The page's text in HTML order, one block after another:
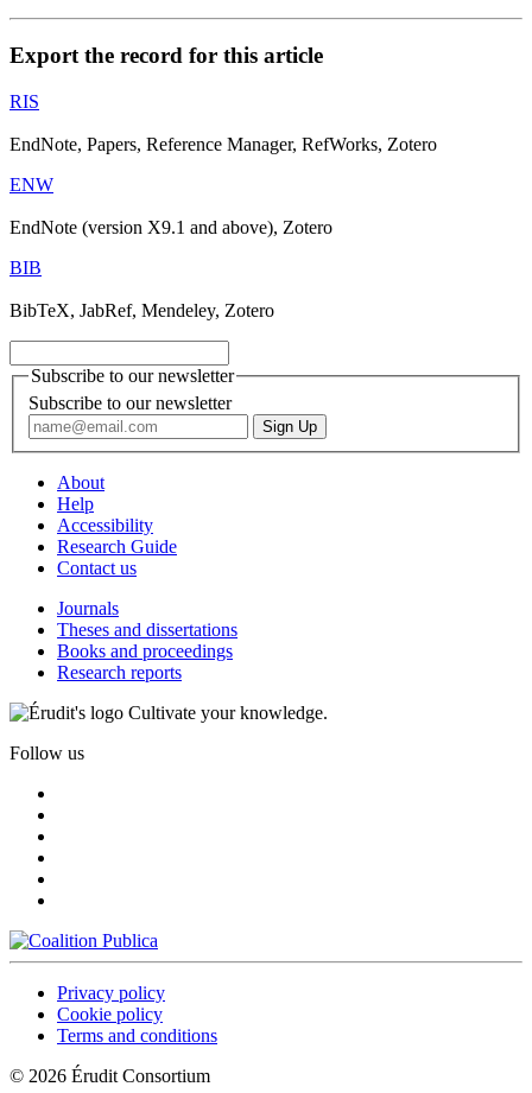
Export the record for this article
RIS
EndNote, Papers, Reference Manager, RefWorks, Zotero
ENW
EndNote (version X9.1 and above), Zotero
BIB
BibTeX, JabRef, Mendeley, Zotero
Subscribe to our newsletter
Subscribe to our newsletter
About
Help
Accessibility
Research Guide
Contact us
Journals
Theses and dissertations
Books and proceedings
Research reports
Cultivate your knowledge.
Follow us
Privacy policy
Cookie policy
Terms and conditions
© 2026 Érudit Consortium